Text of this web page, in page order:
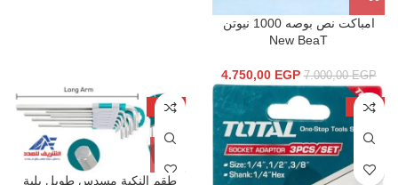
امباكت نص بوصه 1000 نيوتن
New BeaT
7.000,00EGP
4.750,00 EGP
-26%
-23%
طقم النكية مسدس طويل بلية